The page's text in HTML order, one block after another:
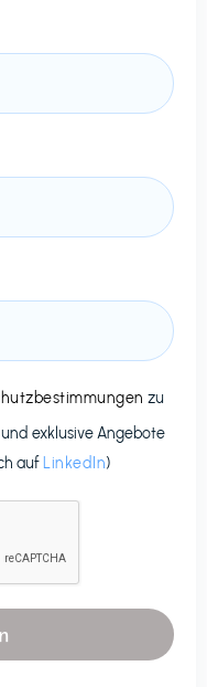
zu
exklusive Angebote
aufLinkedIn)